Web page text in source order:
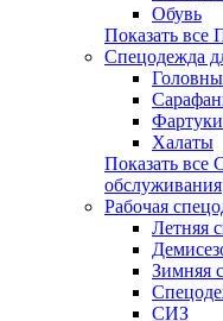
Обувь
Показать все
Спецодежда
Фартуки
Халаты
Показать все
обслуживания
Рабочая
Летняя
Зимняя
СИЗ